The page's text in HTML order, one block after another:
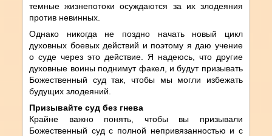
темные жизнепотоки осуждаются за их злодеяния
против невинных.
Однако никогда не поздно начать новый цикл
духовных боевых действий и поэтому я даю учение
о суде через это действие. Я надеюсь, что другие
духовные воины поднимут факел, и будут призывать
Божественный суд так, чтобы мы могли избежать
будущих злодеяний.
Призывайте суд без гнева
Крайне важно понять, чтобы вы призывали
Божественный суд с полной непривязанностью и с